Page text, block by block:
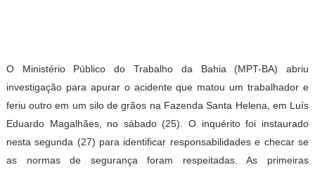
O Ministério Público do Trabalho da Bahia (MPT-BA) abriu
investigação para apurar o acidente que matou um trabalhador e
feriu outro em um silo de grãos na Fazenda Santa Helena, em Luís
Eduardo Magalhães, no sábado (25). O inquérito foi instaurado
nesta segunda (27) para identificar responsabilidades e checar se
as normas de segurança foram respeitadas. As primeiras